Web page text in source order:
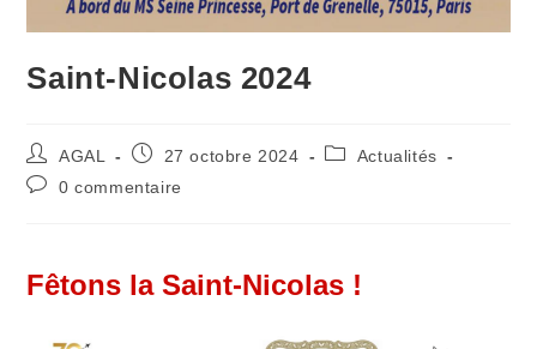
Saint-Nicolas 2024
AGAL 27 octobre 2024
Actualités
0 commentaire
Fêtons la Saint-Nicolas !